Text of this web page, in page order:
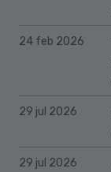
24 feb 2026
29 jul 2026
29 jul 2026